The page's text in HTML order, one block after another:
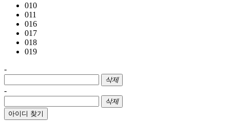
010
011
016
017
018
019
-
삭제
-
삭제
아이디 찾기